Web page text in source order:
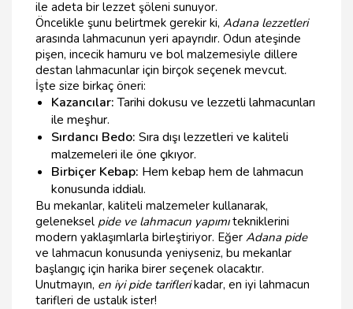
ile adeta bir lezzet şöleni sunuyor.
Öncelikle şunu belirtmek gerekir ki, Adana lezzetleri
arasında lahmacunun yeri apayrıdır. Odun ateşinde
pişen, incecik hamuru ve bol malzemesiyle dillere
destan lahmacunlar için birçok seçenek mevcut.
İşte size birkaç öneri:
Kazancılar:Tarihi dokusu ve lezzetli lahmacunları
ile meşhur.
Sırdancı Bedo: Sıra dışı lezzetleri ve kaliteli
malzemeleri ile öne çıkıyor.
Birbiçer Kebap: Hem kebap hem de lahmacun
konusunda iddialı.
Bu mekanlar, kaliteli malzemeler kullanarak,
geleneksel pide ve lahmacun yapımıtekniklerini
modern yaklaşımlarla birleştiriyor. Eğer Adana pide
ve lahmacun konusunda yeniyseniz, bu mekanlar
başlangıç için harika birer seçenek olacaktır.
Unutmayın, en iyi pide tariflerikadar, en iyi lahmacun
tarifleri de ustalık ister!